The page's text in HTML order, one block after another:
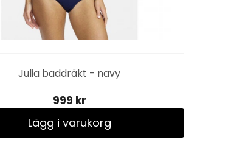
Julia baddräkt - navy
999 kr
Lägg i varukorg